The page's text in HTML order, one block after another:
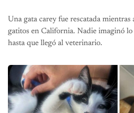
Una gata carey fue rescatada mientras
gatitos en California. Nadie imaginó lo
hasta que llegó al veterinario.